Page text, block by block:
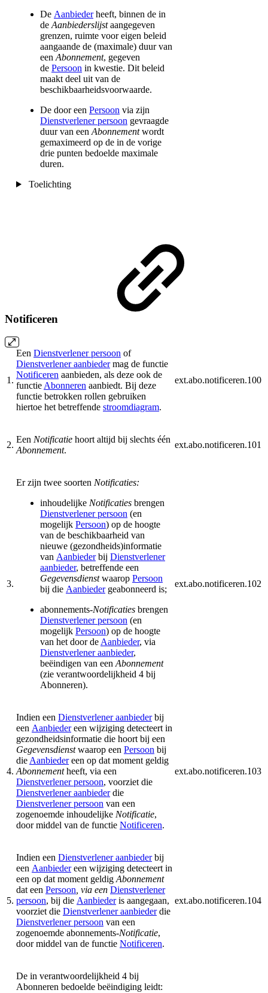
De Aanbieder heeft, binnen de in
de Aanbiederslijstaangegeven
grenzen, ruimte voor eigen beleid
aangaande de (maximale) duur van
een Abonnement, gegeven
de Persoon in kwestie. Dit beleid
maakt deel uit van de
beschikbaarheidsvoorwaarde.
De door een Persoon via zijn
Dienstverlener persoon gevraagde
duur van een Abonnementwordt
gemaximeerd op de in de vorige
drie punten bedoelde maximale
duren.
Toelichting
Notificeren
1.
Een Dienstverlener persoon of
Dienstverlener aanbiedermag de functie
Notificeren aanbieden, als deze ook de
functieAbonneren aanbiedt. Bij deze
functie betrokken rollen gebruiken
hiertoe het betreffende stroomdiagram.
ext.abo.notificeren.100
2.
Een Notificatie hoort altijd bij slechts één
Abonnement.
ext.abo.notificeren.101
3.
Er zijn twee soorten Notificaties:
inhoudelijke Notificaties brengen
Dienstverlener persoon (en
mogelijk Persoon) op de hoogte
van de beschikbaarheid van
nieuwe (gezondheids)informatie
van Aanbieder bij Dienstverlener
aanbieder, betreffende een
Gegevensdienstwaarop Persoon
bij die Aanbieder geabonneerd is;
abonnements-Notificaties brengen
Dienstverlener persoon (en
mogelijk Persoon) op de hoogte
van het door deAanbieder, via
Dienstverlener aanbieder,
beëindigen van eenAbonnement
(zie verantwoordelijkheid 4 bij
Abonneren).
ext.abo.notificeren.102
4.
Indien een Dienstverlener aanbiederbij
een Aanbieder een wijziging detecteert in
gezondheidsinformatie die hoort bij een
Gegevensdienstwaarop een Persoon bij
dieAanbiedereen op dat moment geldig
Abonnementheeft, via een
Dienstverlener persoon, voorziet die
Dienstverlener aanbiederdie
Dienstverlener persoon van een
zogenoemde inhoudelijke Notificatie,
door middel van de functie Notificeren.
ext.abo.notificeren.103
5.
Indien een Dienstverlener aanbiederbij
een Aanbieder een wijziging detecteert in
een op dat moment geldigAbonnement
dat een Persoon, via een Dienstverlener
persoon, bij die Aanbieder is aangegaan,
voorziet die Dienstverlener aanbiederdie
Dienstverlener persoon van een
zogenoemde abonnements-Notificatie,
door middel van de functie Notificeren.
ext.abo.notificeren.104
De in verantwoordelijkheid 4 bij
Abonneren bedoelde beëindiging leidt: